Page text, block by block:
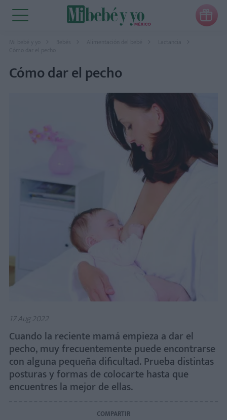

Mi bebé y yo Bebés Alimentación del bebé
Lactancia
Cómo dar el pecho
17 Aug 2022
Cuando la reciente mamá empieza a dar el
pecho, muy frecuentemente puede encontrarse
con alguna pequeña dificultad. Prueba distintas
posturas y formas de colocarte hasta que
encuentres la mejor de ellas.
COMPARTIR